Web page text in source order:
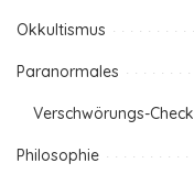
Okkultismus
Paranormales
Verschwörungs-Check
Philosophie